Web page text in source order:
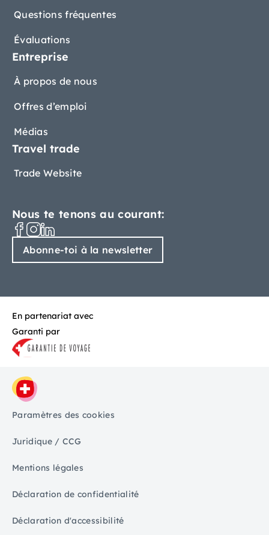
Questions fréquentes
Évaluations
Entreprise
À propos de nous
Offres d’emploi
Médias
Travel trade
Trade Website
Nous te tenons au courant:
Abonne-toi à la newsletter
En partenariat avec
Garanti par
Paramètres des cookies
Juridique / CCG
Mentions légales
Déclaration de confidentialité
Déclaration d'accessibilité